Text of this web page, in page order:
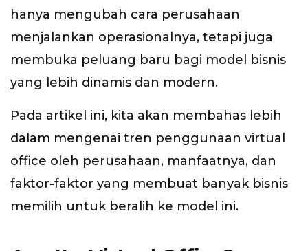
hanya mengubah cara perusahaan
menjalankan operasionalnya, tetapi juga
membuka peluang baru bagi model bisnis
yang lebih dinamis dan modern.
Pada artikel ini, kita akan membahas lebih
dalam mengenai tren penggunaan virtual
office oleh perusahaan, manfaatnya, dan
faktor-faktor yang membuat banyak bisnis
memilih untuk beralih ke model ini.